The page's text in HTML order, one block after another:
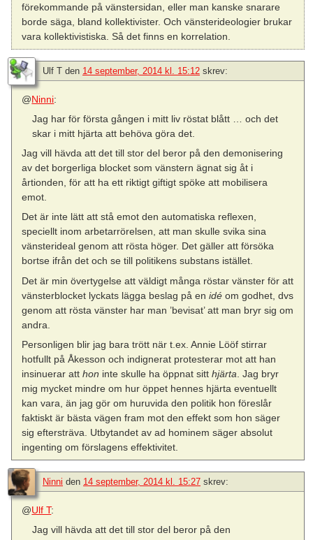
förekommande på vänstersidan, eller man kanske snarare
borde säga, bland kollektivister. Och vänsterideologier brukar
vara kollektivistiska. Så det finns en korrelation.
Ulf T den 14 september, 2014 kl. 15:12 skrev:
@Ninni:
Jag har för första gången i mitt liv röstat blått … och det
skar i mitt hjärta att behöva göra det.
Jag vill hävda att det till stor del beror på den demonisering
av det borgerliga blocket som vänstern ägnat sig åt i
årtionden, för att ha ett riktigt giftigt spöke att mobilisera
emot.
Det är inte lätt att stå emot den automatiska reflexen,
speciellt inom arbetarrörelsen, att man skulle svika sina
vänsterideal genom att rösta höger. Det gäller att försöka
bortse ifrån det och se till politikens substans istället.
Det är min övertygelse att väldigt många röstar vänster för att
vänsterblocket lyckats lägga beslag på enidé om godhet, dvs
genom att rösta vänster har man ’bevisat’ att man bryr sig om
andra.
Personligen blir jag bara trött när t.ex. Annie Lööf stirrar
hotfullt på Åkesson och indignerat protesterar mot att han
insinuerar atthon inte skulle ha öppnat sitthjärta . Jag bryr
mig mycket mindre om hur öppet hennes hjärta eventuellt
kan vara, än jag gör om huruvida den politik hon föreslår
faktiskt är bästa vägen fram mot den effekt som hon säger
sig eftersträva. Utbytandet av ad hominem säger absolut
ingenting om förslagens effektivitet.
Ninni den 14 september, 2014 kl. 15:27 skrev:
@Ulf T:
Jag vill hävda att det till stor del beror på den